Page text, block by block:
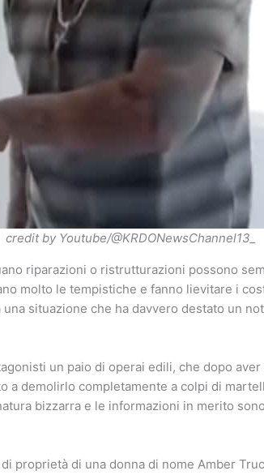
credit by Youtube/@KRDONewsChannel13_
riparazioni o ristrutturazioni possono
molto le tempistiche e fanno lievitare i
una situazione che ha davvero destato un
un paio di operai edili, che dopo
a demolirlo completamente a colpi di
bizzarra e le informazioni in merito
di proprietà di una donna di nome Amber